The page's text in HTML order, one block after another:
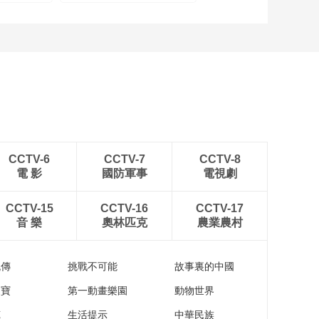
CCTV-6
電 影
CCTV-7
國防軍事
CCTV-8
電視劇
CCTV-15
音 樂
CCTV-16
奧林匹克
CCTV-17
農業農村
挑戰不可能 故事裏的中國
第一動畫樂園 動物世界
生活提示 中華民族